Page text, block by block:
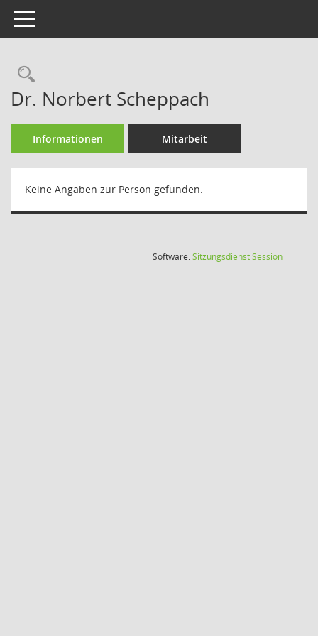
Toggle navigation
Rechercheauswahl
Dr. Norbert Scheppach
Informationen Mitarbeit
Keine Angaben zur Person gefunden.
Software:SitzungsdienstSession(Wird in